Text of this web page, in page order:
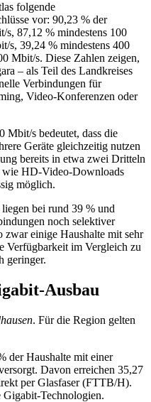
folgende
vor: 90,23 % der
s, 87,12 % mindestens 100
s, 39,24 % mindestens 400
Mbit/s. Diese Zahlen zeigen,
– als Teil des Landkreises
Verbindungen für
Video‑Konferenzen oder
Mbit/s bedeutet, dass die
Geräte gleichzeitig nutzen
bereits in etwa zwei Dritteln
HD‑Video‑Downloads
möglich.
bei rund 39 % und
noch selektiver
zwar einige Haushalte mit sehr
Verfügbarkeit im Vergleich zu
geringer.
Ausbau
. Für die Region gelten
der Haushalte mit einer
Davon erreichen 35,27
per Glasfaser (FTTB/H).
Gigabit-Technologien.